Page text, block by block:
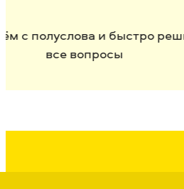
и быстро решим
все вопросы